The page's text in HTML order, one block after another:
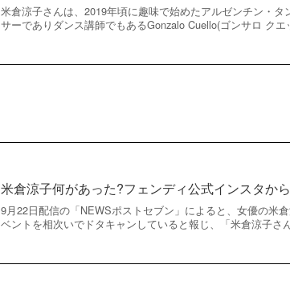
米倉涼子さんは、2019年頃に趣味で始めたアルゼンチン・
サーでありダンス講師でもあるGonzalo Cuello(ゴンサロ ク
米倉涼子何があった?フェンディ公式インスタか
9月22日配信の「NEWSポストセブン」によると、女優の米
ベントを相次いでドタキャンしていると報じ、「米倉涼子さ